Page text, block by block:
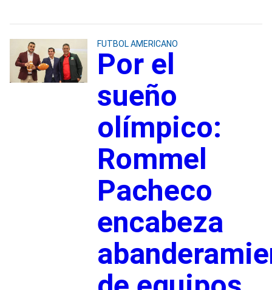
FUTBOL AMERICANO
Por el
sueño
olímpico:
Rommel
Pacheco
encabeza